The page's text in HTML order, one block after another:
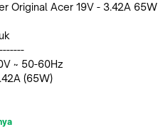
Original Acer 19V - 3.42A 65W
~ 50-60Hz
(65W)